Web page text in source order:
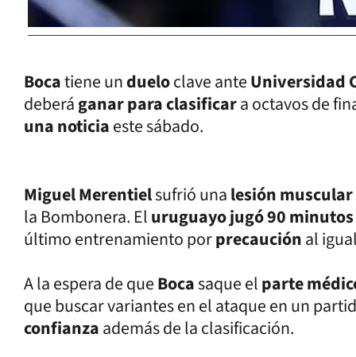
Bocatiene undueloclave anteUniversidad
deberáganar para clasificara octavos de
una noticiaeste sábado.
Miguel Merentielsufrió unalesión muscular
la Bombonera. Eluruguayo jugó 90 minutos
último entrenamiento porprecauciónal
A la espera de queBocasaque elparte
que buscar variantes en el ataque en un
confianzaademás de la clasificación.